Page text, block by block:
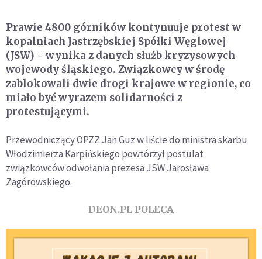
Prawie 4800 górników kontynuuje protest w
kopalniach Jastrzębskiej Spółki Węglowej
(JSW) - wynika z danych służb kryzysowych
wojewody śląskiego. Związkowcy w środę
zablokowali dwie drogi krajowe w regionie, co
miało być wyrazem solidarności z
protestującymi.
Przewodniczący OPZZ Jan Guz w liście do ministra skarbu
Włodzimierza Karpińskiego powtórzył postulat
związkowców odwołania prezesa JSW Jarosława
Zagórowskiego.
DEON.PL POLECA